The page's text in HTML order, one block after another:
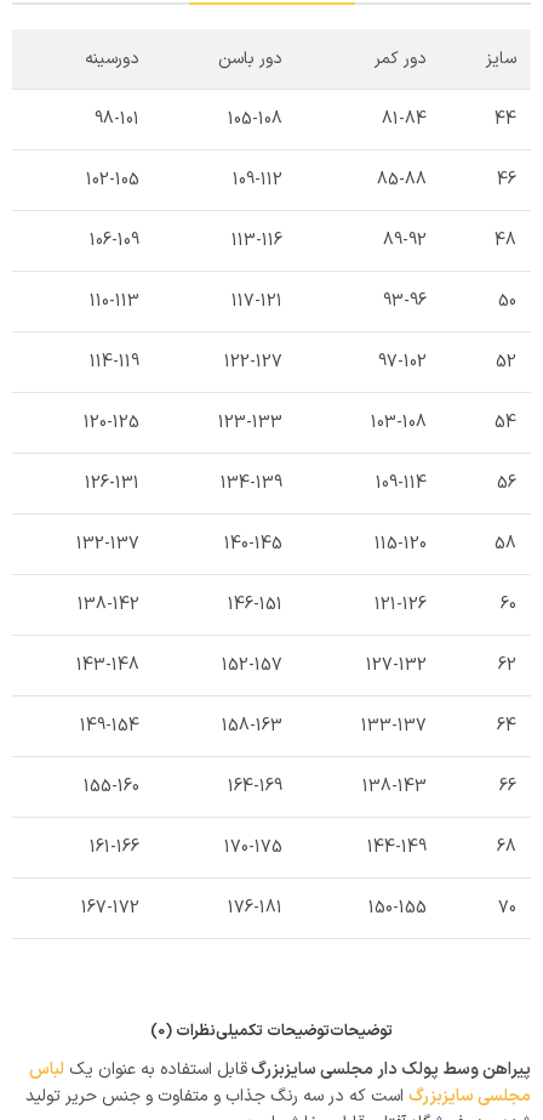
سایز دور کمر دور باسن دورسینه
44
81-84
105-108
98-101
46
85-88
109-112
102-105
48
89-92
113-116
106-109
50
93-96
117-121
110-113
52
97-102
122-127
114-119
54
103-108
123-133
120-125
56
109-114
134-139
126-131
58
115-120
140-145
132-137
60
121-126
146-151
138-142
62
127-132
152-157
143-148
64
133-137
158-163
149-154
66
138-143
164-169
155-160
68
144-149
170-175
161-166
70
150-155
176-181
167-172
توضیحاتتوضیحات تکمیلینظرات (0)
پیراهن وسط پولک دار مجلسی سایزبزرگقابل استفاده به عنوان یک لباس
مجلسی سایزبزرگ است که در سه رنگ جذاب و متفاوت و جنس حریر تولید